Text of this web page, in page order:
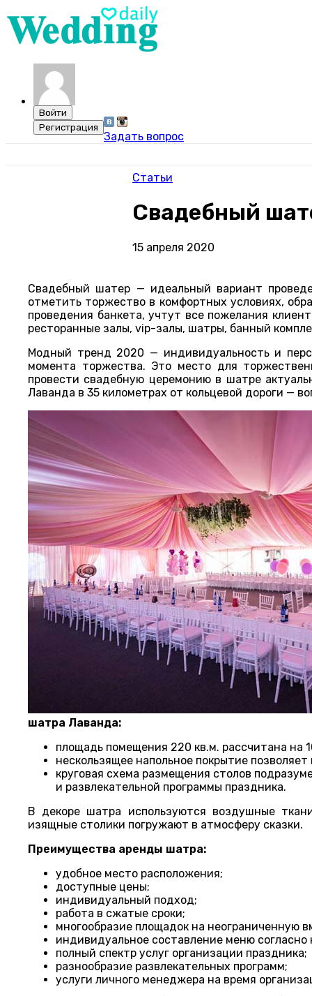
Задать вопрос
Статьи
Свадебный
15 апреля 2020
Свадебный шатер — идеальный вариант
отметить торжество в комфортных условиях,
проведения банкета, учтут все пожелания
ресторанные залы, vip-залы, шатры, банный
Модный тренд 2020 — индивидуальность и
момента торжества. Это место для
провести свадебную церемонию в шатре
Лаванда в 35 километрах от кольцевой дороги —
шатра Лаванда:
площадь помещения 220 кв.м. рассчитана на
нескользящее напольное покрытие
круговая схема размещения столов
и развлекательной программы праздника.
В декоре шатра используются воздушные
изящные столики погружают в атмосферу сказки.
Преимущества аренды шатра:
удобное место расположения;
доступные цены;
индивидуальный подход;
работа в сжатые сроки;
многообразие площадок на неограниченную
индивидуальное составление меню
полный спектр услуг организации праздника;
разнообразие развлекательных программ;
услуги личного менеджера на время